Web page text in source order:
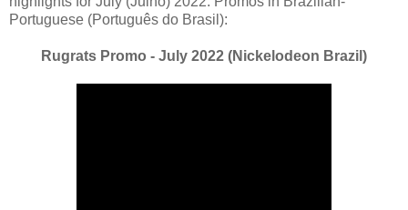
Portuguese (Português do Brasil):
Rugrats Promo - July 2022 (Nickelodeon Brazil)